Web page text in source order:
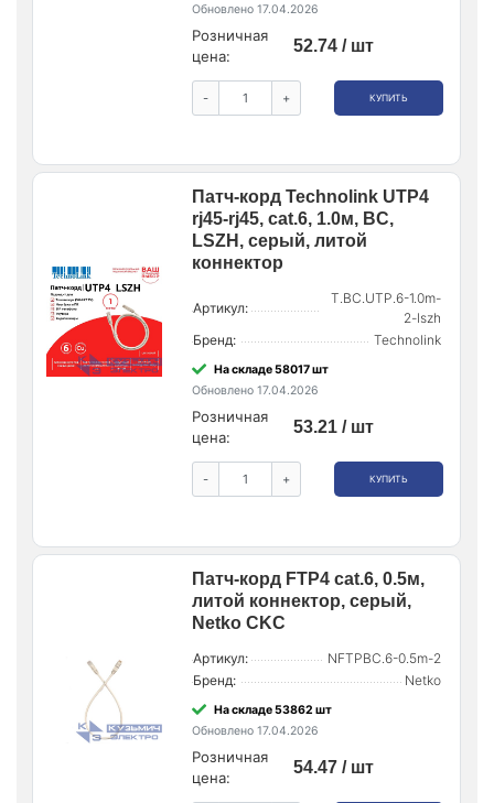
Обновлено 17.04.2026
Розничная
цена:
52.74 / шт
- + КУПИТЬ
Патч-корд Technolink UTP4
rj45-rj45, cat.6, 1.0м, BC,
LSZH, серый, литой
коннектор
Артикул:
T.BC.UTP.6-1.0m-
2-lszh
Бренд:
Technolink
На складе 58017 шт
Обновлено 17.04.2026
Розничная
цена:
53.21 / шт
- + КУПИТЬ
Патч-корд FTP4 cat.6, 0.5м,
литой коннектор, серый,
Netko CKC
Артикул:
NFTPBC.6-0.5m-2
Бренд:
Netko
На складе 53862 шт
Обновлено 17.04.2026
Розничная
цена:
54.47 / шт